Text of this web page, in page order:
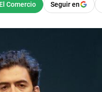
Seguir en